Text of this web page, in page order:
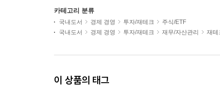
카테고리 분류
국내도서 경제 경영 투자/재테크
주식/ETF
국내도서
경제 경영 투자/재테크 재무/자산관리 재테
이 상품의 태그